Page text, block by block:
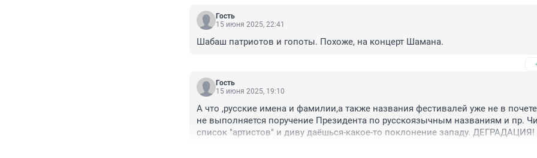
Гость
15 июня 2025, 22:41
Шабаш патриотов и гопоты. Похоже, на концерт Шамана.
Гость
15 июня 2025, 19:10
А что ,русские имена и фамилии,а также названия фестивалей уже не в
не выполняется поручение Президента по русскоязычным названиям и пр.
список "артистов" и диву даёшься-какое-то поклонение западу. ДЕГРАДАЦИЯ!